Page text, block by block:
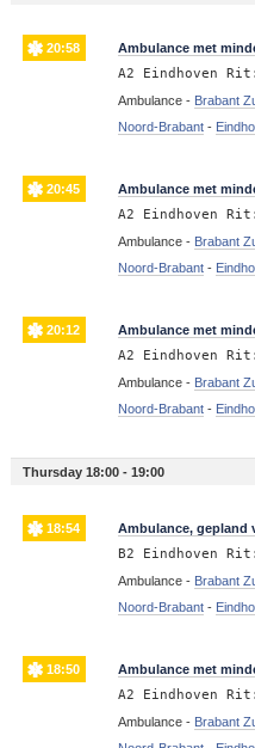
20:58 Ambulance met
A2 Eindhoven
Ambulance - Brabant
Noord-Brabant-
20:45 Ambulance met
A2 Eindhoven
Ambulance - Brabant
Noord-Brabant-
20:12 Ambulance met
A2 Eindhoven
Ambulance - Brabant
Noord-Brabant-
Thursday 18:00 - 19:00
18:54 Ambulance, gepland
B2 Eindhoven
Ambulance - Brabant
Noord-Brabant-
18:50 Ambulance met
A2 Eindhoven
Ambulance - Brabant